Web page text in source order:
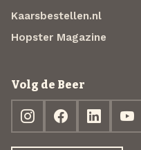
Kaarsbestellen.nl
Hopster Magazine
Volg de Beer